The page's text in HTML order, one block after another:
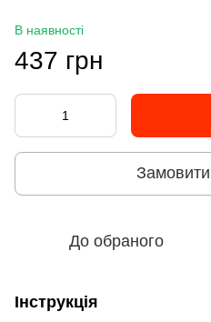
В наявності
437 грн
До обраного
Інструкція